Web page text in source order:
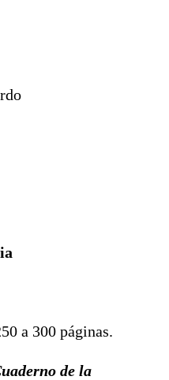
a 300 páginas.
de la